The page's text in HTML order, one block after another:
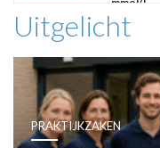
Uitgelicht
PRAKTIJKZAKEN